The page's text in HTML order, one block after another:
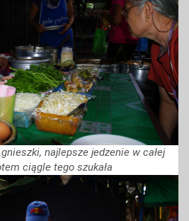
najlepsze jedzenie w całej
ciągle tego szukała